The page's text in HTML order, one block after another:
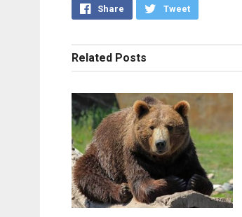
Share Tweet
Related Posts